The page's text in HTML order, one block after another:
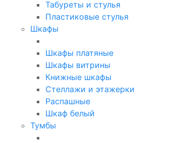
Табуреты и стулья
Пластиковые стулья
Шкафы
Шкафы платяные
Шкафы витрины
Книжные шкафы
Стеллажи и этажерки
Распашные
Шкаф белый
Тумбы